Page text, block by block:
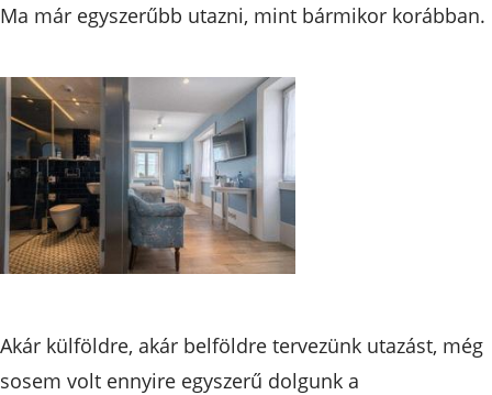
Ma már egyszerűbb utazni, mint bármikor korábban.
Akár külföldre, akár belföldre tervezünk utazást, még
sosem volt ennyire egyszerű dolgunk a